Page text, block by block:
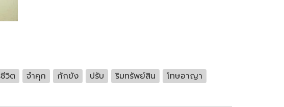
วิต จำคุก กักขัง ปรับ ริมทรัพย์สิน โทษอาญา